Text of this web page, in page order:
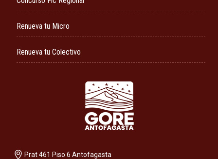
Renueva tu Micro
Renueva tu Colectivo
Prat 461 Piso 6 Antofagasta